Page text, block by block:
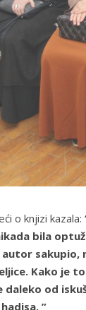
o knjizi kazala:
bila
sakupio,
Kako je
daleko od
”